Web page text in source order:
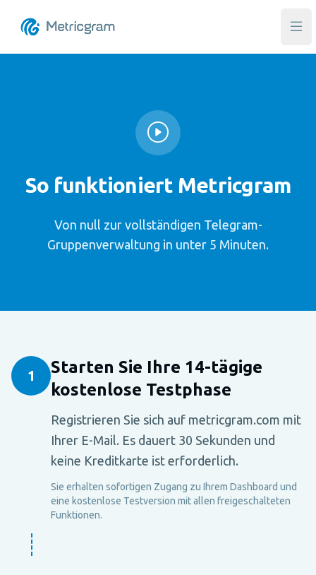
So funktioniert Metricgram
Von null zur vollständigen Telegram-
Gruppenverwaltung in unter 5 Minuten.
1
Starten Sie Ihre 14-tägige
kostenlose Testphase
Registrieren Sie sich auf metricgram.com mit
Ihrer E-Mail. Es dauert 30 Sekunden und
keine Kreditkarte ist erforderlich.
Sie erhalten sofortigen Zugang zu Ihrem Dashboard und
eine kostenlose Testversion mit allen freigeschalteten
Funktionen.